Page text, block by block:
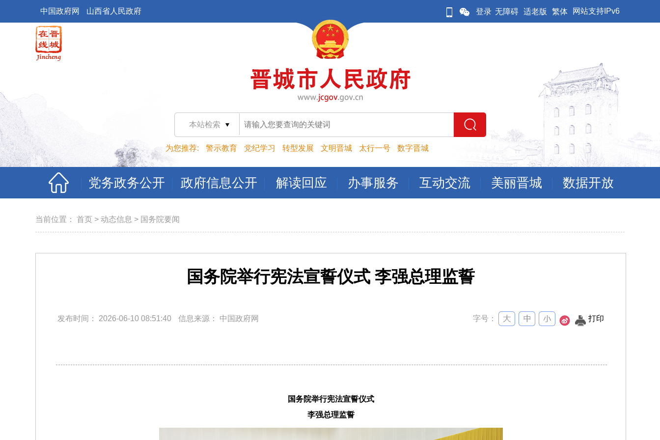
中国政府网 山西省人民政府 登录 无障碍 适老版 繁体 网站支持IPv6
本站检索
为您推荐: 警示教育 党纪学习 转型发展 文明晋城 太行一号 数字晋城
党务政务公开 政府信息公开 解读回应 办事服务 互动交流 美丽晋城 数据开放
当前位置： 首页 > 动态信息 > 国务院要闻
国务院举行宪法宣誓仪式 李强总理监誓
发布时间： 2026-06-10 08:51:40 信息来源： 中国政府网 字号： 打印
国务院举行宪法宣誓仪式
李强总理监誓